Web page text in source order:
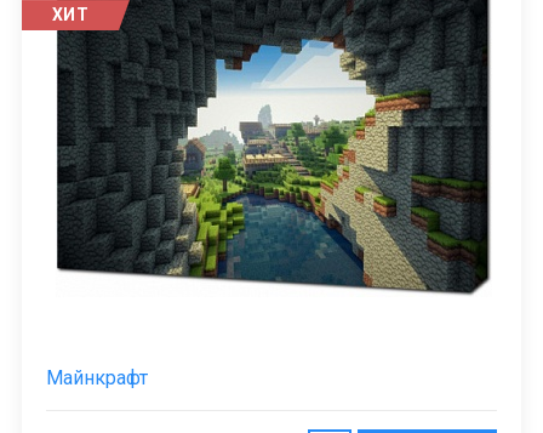
ХИТ
Майнкрафт